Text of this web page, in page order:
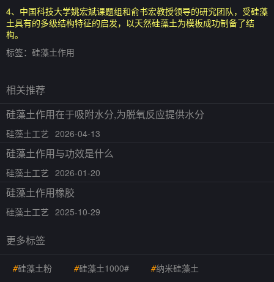
4、中国科技大学姚宏斌课题组和俞书宏教授领导的研究团队，受硅藻
土具有的多级结构特征的启发，以天然硅藻土为模板成功制备了结
构。
标签： 硅藻土作用
相关推荐
硅藻土作用在于吸附水分,为脱氧反应提供水分
硅藻土工艺 2026-04-13
硅藻土作用与功效是什么
硅藻土工艺 2026-01-20
硅藻土作用橡胶
硅藻土工艺 2025-10-29
更多标签
#硅藻土粉 #硅藻土1000# #纳米硅藻土